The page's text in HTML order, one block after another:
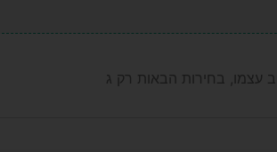
עצמו, בחירות הבאות רק ג